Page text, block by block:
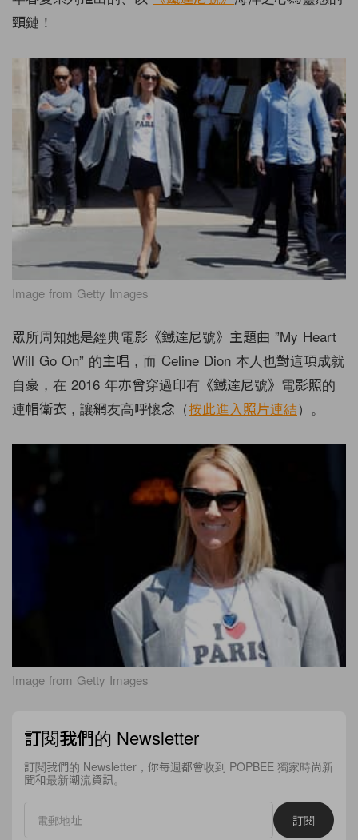
頸鏈！
Image from Getty Images
眾所周知她是經典電影《鐵達尼號》主題曲 ”My Heart
Will Go On” 的主唱，而 Celine Dion 本人也對這項成就
自豪，在 2016 年亦曾穿過印有《鐵達尼號》電影照的
連帽衛衣，讓網友高呼懷念（按此進入照片連結）。
Image from Getty Images
訂閱我們的 Newsletter
訂閱我們的 Newsletter，你每週都會收到 POPBEE 獨家時尚新
聞和最新潮流資訊。
訂閱